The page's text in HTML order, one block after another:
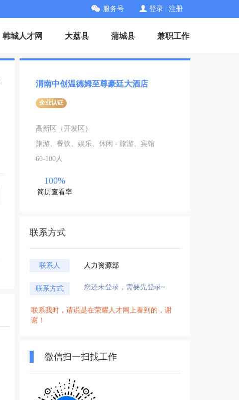
服务号 登录 注册
韩城人才网 大荔县 蒲城县 兼职工作
渭南中创温德姆至尊豪廷大酒店
企业认证
高新区（开发区）
旅游、餐饮、娱乐、休闲 - 旅游、宾馆
60-100人
100%
简历查看率
联系方式
联系人 人力资源部
联系方式 您还未登录，需要先登录~
联系我时，请说是在荣耀人才网上看到的，谢
谢！
微信扫一扫找工作